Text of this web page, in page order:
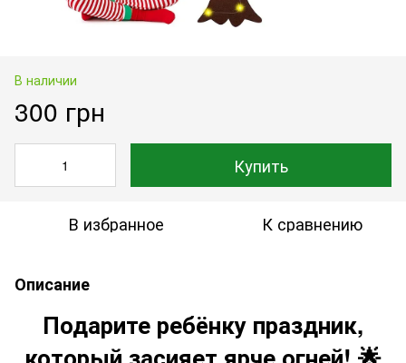
В наличии
300 грн
Купить
В избранное К сравнению
Описание
Подарите ребёнку праздник,